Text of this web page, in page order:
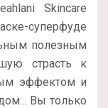
Skincare
суперфуде
полезным
страсть к
эффектом и
Вы только